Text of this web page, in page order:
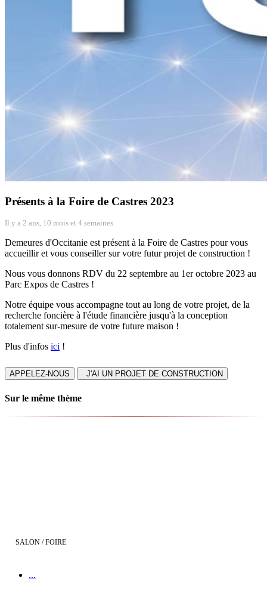
Présents à la Foire de Castres 2023
Il y a 2 ans, 10 mois et 4 semaines
Demeures d'Occitanie est présent à la Foire de Castres pour vous
accueillir et vous conseiller sur votre futur projet de construction !
Nous vous donnons RDV du 22 septembre au 1er octobre 2023 au
Parc Expos de Castres !
Notre équipe vous accompagne tout au long de votre projet, de la
recherche foncière à l'étude financière jusqu'à la conception
totalement sur-mesure de votre future maison !
Plus d'infos ici !
APPELEZ-NOUS J'AI UN PROJET DE CONSTRUCTION
Sur le même thème
SALON / FOIRE
...